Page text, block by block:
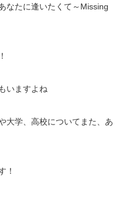
なたに逢いたくて～Missing
いますよね
大学、高校についてまた、あ
！